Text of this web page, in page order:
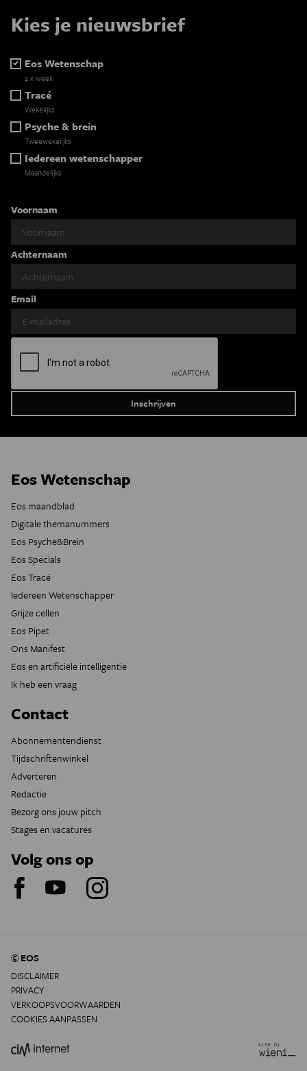
Kies je nieuwsbrief
Eos Wetenschap
2 x week
Tracé
Wekelijks
Psyche & brein
Tweewekelijks
Iedereen wetenschapper
Maandelijks
Voornaam
Achternaam
Email
Eos Wetenschap
Eos maandblad
Digitale themanummers
Eos Psyche&Brein
Eos Specials
Eos Tracé
Iedereen Wetenschapper
Grijze cellen
Eos Pipet
Ons Manifest
Eos en artificiële intelligentie
Ik heb een vraag
Contact
Abonnementendienst
Tijdschriftenwinkel
Adverteren
Redactie
Bezorg ons jouw pitch
Stages en vacatures
Volg ons op
© EOS
DISCLAIMER
PRIVACY
VERKOOPSVOORWAARDEN
COOKIES AANPASSEN